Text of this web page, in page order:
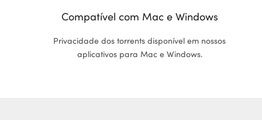
Compatível com Mac e Windows
Privacidade dos torrents disponível em nossos
aplicativos para Mac e Windows.